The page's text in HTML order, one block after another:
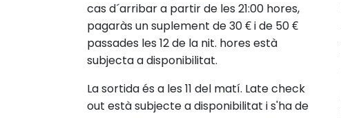
cas d´arribar a partir de les 21:00 hores,
pagaràs un suplement de 30 € i de 50 €
passades les 12 de la nit. hores està
subjecta a disponibilitat.
La sortida és a les 11 del matí. Late check
out està subjecte a disponibilitat i s'ha de